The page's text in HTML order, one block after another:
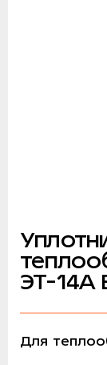
ЭТ-14A
Для